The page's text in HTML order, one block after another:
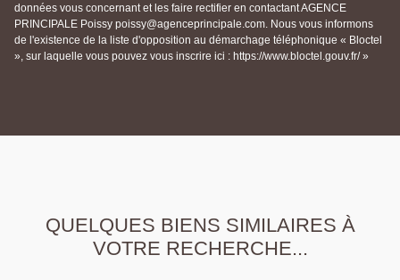
données vous concernant et les faire rectifier en contactant AGENCE
PRINCIPALE Poissy poissy@agenceprincipale.com. Nous vous informons
de l'existence de la liste d'opposition au démarchage téléphonique « Bloctel
», sur laquelle vous pouvez vous inscrire ici : https://www.bloctel.gouv.fr/ »
QUELQUES BIENS SIMILAIRES À
VOTRE RECHERCHE...